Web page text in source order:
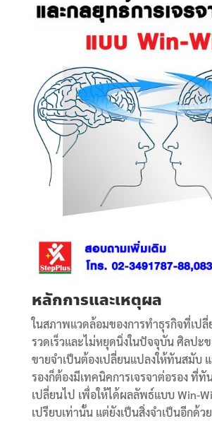
หลักการและเหตุผล
ในสภาพแวดล้อมของการทำธุรกิจที่เปลี่
รวดเร็วและไม่หยุดนิ่งในปัจจุบัน ศิลปะ
ขายจำเป็นต้องเปลี่ยนแปลงให้ทันสมับ
รองก็ต้องมีเทคนิคการเจรจาต่อรอง ที่
เปลี่ยนไป เพื่อให้ได้ผลลัพธ์แบบ Win-
เปรียบเท่านั้น แต่ยังเป็นสิ่งจำเป็นอีกด้วย